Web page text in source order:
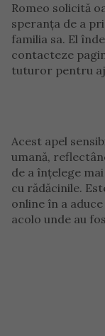
Romeo solicită
speranța de a
familia sa. El
contacteze
tuturor pentru
Acest apel
umană,
de a înțelege
cu rădăcinile.
online în a
acolo unde au